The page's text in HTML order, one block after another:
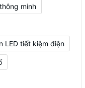
minh
LED tiết kiệm điện